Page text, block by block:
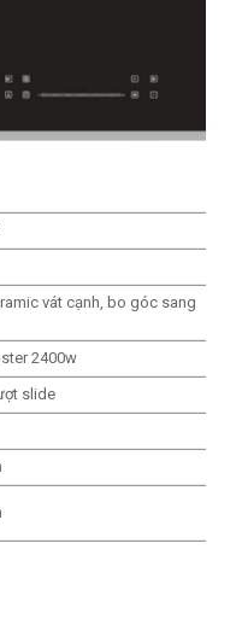
vát cạnh, bo góc sang
2400w
slide